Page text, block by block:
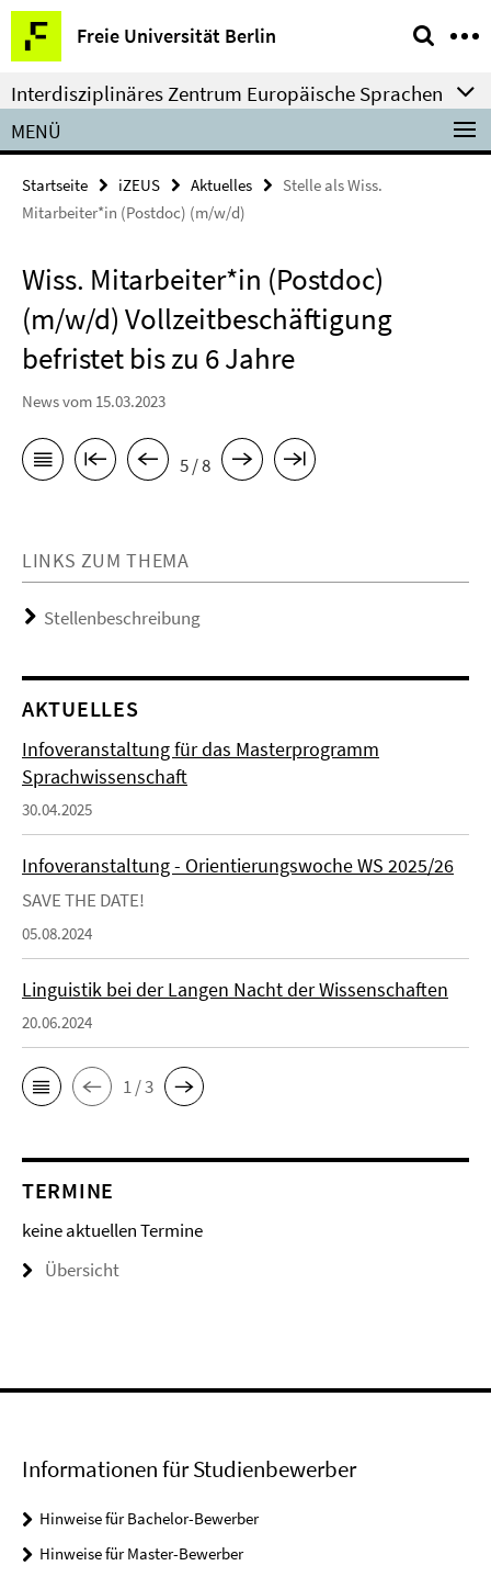
Springe
direkt
zu
Inhalt
Freie Universität Berlin
Service-
Navigation
Interdisziplinäres Zentrum Europäische Sprachen
MENÜ
Startseite iZEUS Aktuelles
Stelle als Wiss.
Mitarbeiter*in (Postdoc) (m/w/d)
Wiss. Mitarbeiter*in (Postdoc)
(m/w/d) Vollzeitbeschäftigung
befristet bis zu 6 Jahre
News vom 15.03.2023
5 / 8
LINKS ZUM THEMA
Stellenbeschreibung
AKTUELLES
Infoveranstaltung für das Masterprogramm
Sprachwissenschaft
30.04.2025
Infoveranstaltung - Orientierungswoche WS 2025/26
SAVE THE DATE!
05.08.2024
Linguistik bei der Langen Nacht der Wissenschaften
20.06.2024
1 / 3
TERMINE
keine aktuellen Termine
Übersicht
Informationen für Studienbewerber
Hinweise für Bachelor-Bewerber
Hinweise für Master-Bewerber